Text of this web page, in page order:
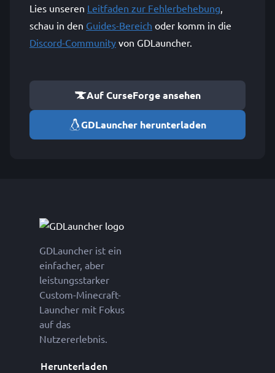
Lies unseren Leitfaden zur Fehlerbehebung,
schau in den Guides-Bereich oder komm in die
Discord-Community von GDLauncher.
Auf CurseForge ansehen
GDLauncher herunterladen
GDLauncher ist ein
einfacher, aber
leistungsstarker
Custom-Minecraft-
Launcher mit Fokus
auf das
Nutzererlebnis.
Herunterladen